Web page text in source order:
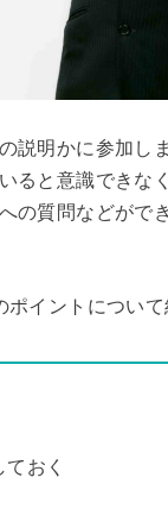
説明かに参加し
ると意識できな
の質問などがで
イントについて
おく